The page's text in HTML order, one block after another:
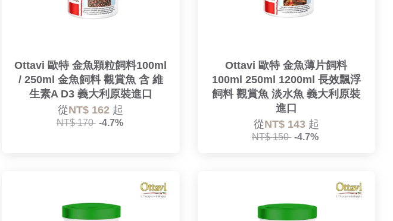
Ottavi 歐特 金魚顆粒飼料100ml
/ 250ml 金魚飼料 觀賞魚 含 維
生素A D3 義大利原裝進口
從NT$ 162 起
NT$ 170 -4.7%
Ottavi 歐特 金魚薄片飼料
100ml 250ml 1200ml 長效飄浮
飼料 觀賞魚 淡水魚 義大利原裝
進口
從NT$ 143 起
NT$ 150 -4.7%